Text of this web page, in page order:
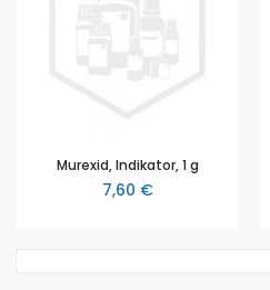
Murexid, Indikator, 1 g
7,60 €